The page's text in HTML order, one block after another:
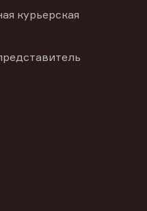
курьерская